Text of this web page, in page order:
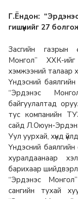
Г.Ёндон:
гишүүнийг 27
Засгийн газрын
Монгол” ХХК-
хэмжээний талаар
Үндэсний
“Эрдэнэс
байгуулалтад
тус компанийн
сайд Л.Оюун-Эрдэнэ
Уул уурхай, хүнд
Үндэсний баялгийн
хуралдаанаар
барихаар
“Эрдэнэс
сангийн тухай